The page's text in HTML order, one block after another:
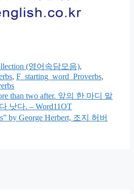
(영어속담모음),
, F_starting_word_Proverbs,
than two after. 앞의 한 마디 말
낫다. – Word11OT
by George Herbert, 조지 허버